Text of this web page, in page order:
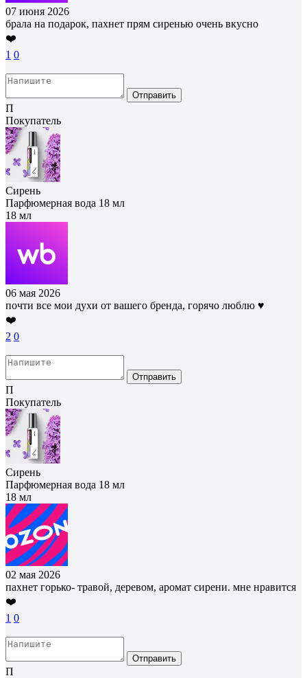
07 июня 2026
брала на подарок, пахнет прям сиренью очень вкусно
❤️
1 0
Отправить
П
Покупатель
Сирень
Парфюмерная вода 18 мл
18 мл
06 мая 2026
почти все мои духи от вашего бренда, горячо люблю ♥️
❤️
2 0
Отправить
П
Покупатель
Сирень
Парфюмерная вода 18 мл
18 мл
02 мая 2026
пахнет горько- травой, деревом, аромат сирени. мне нравится
❤️
1 0
Отправить
П